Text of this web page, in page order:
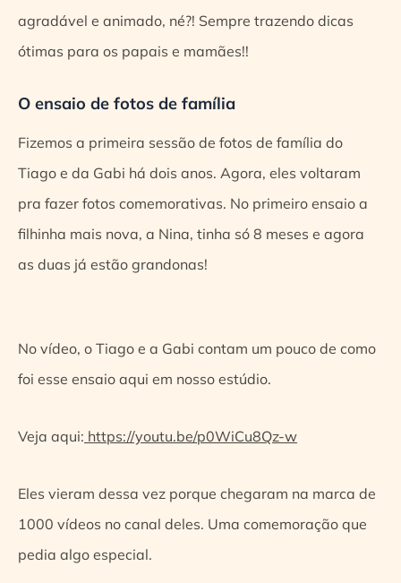
agradável e animado, né?! Sempre trazendo dicas
ótimas para os papais e mamães!!
O ensaio de fotos de família
Fizemos a primeira sessão de fotos de família do
Tiago e da Gabi há dois anos. Agora, eles voltaram
pra fazer fotos comemorativas. No primeiro ensaio a
filhinha mais nova, a Nina, tinha só 8 meses e agora
as duas já estão grandonas!
No vídeo, o Tiago e a Gabi contam um pouco de como
foi esse ensaio aqui em nosso estúdio.
Veja aqui: https://youtu.be/p0WiCu8Qz-w
Eles vieram dessa vez porque chegaram na marca de
1000 vídeos no canal deles. Uma comemoração que
pedia algo especial.